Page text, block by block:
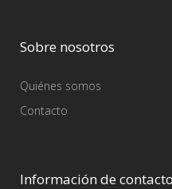
Sobre nosotros
Quiénes somos
Contacto
Información de contacto